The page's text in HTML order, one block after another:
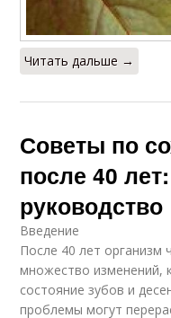
Читать дальше →
Советы по
после 40
руководство
Введение
После 40 лет организм
множество изменений,
состояние зубов и
проблемы могут